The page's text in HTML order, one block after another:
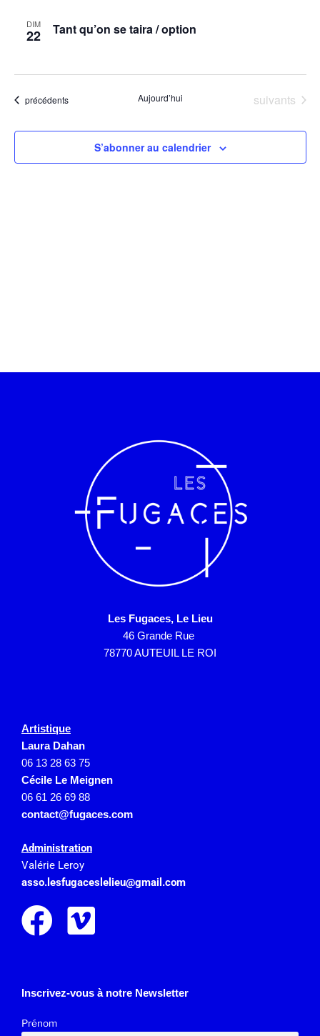
DIM
22 Tant qu’on se taira / option
Évènements
précédents Aujourd’hui Évènements
suivants
S’abonner au calendrier
Les Fugaces, Le Lieu
46 Grande Rue
78770 AUTEUIL LE ROI
Artistique
Laura Dahan
06 13 28 63 75
Cécile Le Meignen
06 61 26 69 88
contact@fugaces.com
Administration
Valérie Leroy
asso.lesfugaceslelieu@gmail.com
Inscrivez-vous à notre Newsletter
Prénom